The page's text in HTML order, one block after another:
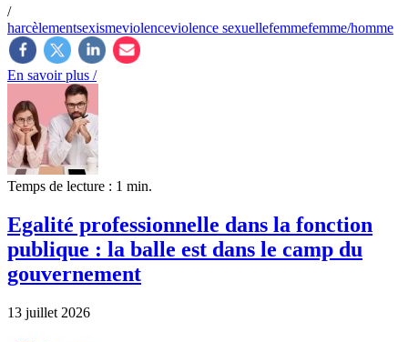
/
harcèlementsexismeviolenceviolence sexuellefemmefemme/homme
En savoir plus /
Temps de lecture : 1 min.
Egalité professionnelle dans la fonction
publique : la balle est dans le camp du
gouvernement
13 juillet 2026